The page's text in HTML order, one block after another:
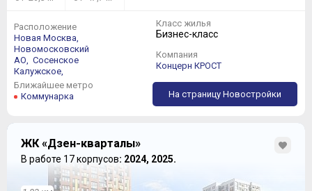
Расположение
Новая Москва,
Новомосковский
АО, Сосенское
Калужское,
Ближайшее метро
Коммунарка
Класс жилья
Бизнес-класс
Компания
Концерн КРОСТ
На страницу Новостройки
ЖК «Дзен-кварталы»
В работе 17 корпусов: 2024, 2025.